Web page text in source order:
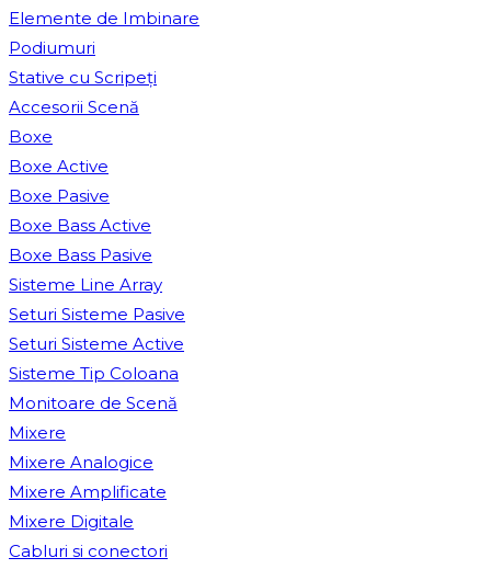
Elemente de Imbinare
Podiumuri
Stative cu Scripeți
Accesorii Scenă
Boxe
Boxe Active
Boxe Pasive
Boxe Bass Active
Boxe Bass Pasive
Sisteme Line Array
Seturi Sisteme Pasive
Seturi Sisteme Active
Sisteme Tip Coloana
Monitoare de Scenă
Mixere
Mixere Analogice
Mixere Amplificate
Mixere Digitale
Cabluri si conectori